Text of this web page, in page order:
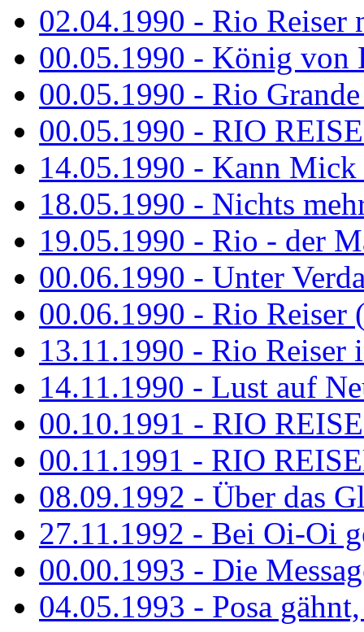
02.04.1990 - Rio
00.05.1990 - König von
00.05.1990 - Rio
00.05.1990 - RIO
14.05.1990 - Kann Mick
18.05.1990 - Nichts
19.05.1990 - Rio - der
00.06.1990 - Unter
00.06.1990 - Rio Reiser
13.11.1990 - Rio Reiser
14.11.1990 - Lust auf
00.10.1991 - RIO
00.11.1991 - RIO
08.09.1992 - Über das
27.11.1992 - Bei Oi-Oi
00.00.1993 - Die
04.05.1993 - Posa